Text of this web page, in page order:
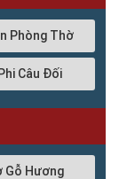
Phòng Thờ
Câu Đối
Gỗ Hương